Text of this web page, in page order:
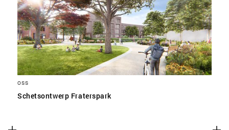
OSS
Schetsontwerp Fraterspark
SLA VOORKEUREN OP